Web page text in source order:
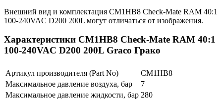
Внешний вид и комплектация CM1HB8 Check-Mate RAM 40:1
100-240VAC D200 200L могут отличаться от изображения.
Характеристики CM1HB8 Check-Mate RAM 40:1
100-240VAC D200 200L Graco Грако
Артикул производителя (Part No)
CM1HB8
Максимальное давление воздуха, бар
7
Максимальное давление жидкости, бар 280